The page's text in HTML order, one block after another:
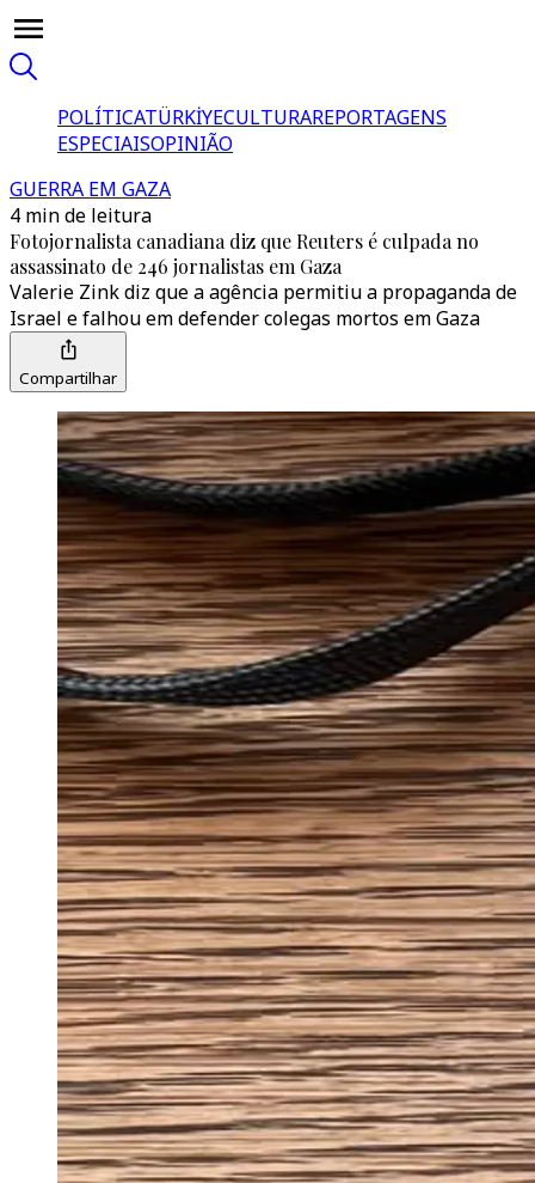
POLÍTICATÜRKİYECULTURAREPORTAGENS
ESPECIAISOPINIÃO
GUERRA EM GAZA
4 min de leitura
Fotojornalista canadiana diz que Reuters é culpada no
assassinato de 246 jornalistas em Gaza
Valerie Zink diz que a agência permitiu a propaganda de
Israel e falhou em defender colegas mortos em Gaza
Compartilhar